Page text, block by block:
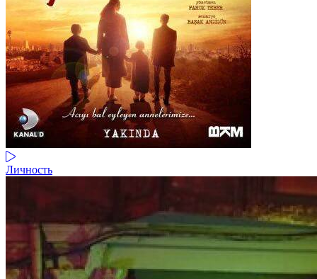
Личность